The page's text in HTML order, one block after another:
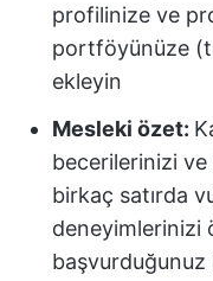
profilinize ve
portföyünüze
ekleyin
Mesleki özet:
becerilerinizi
birkaç satırda
deneyimlerinizi
başvurduğunuz